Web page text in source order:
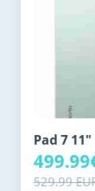
Pad 7
529.99